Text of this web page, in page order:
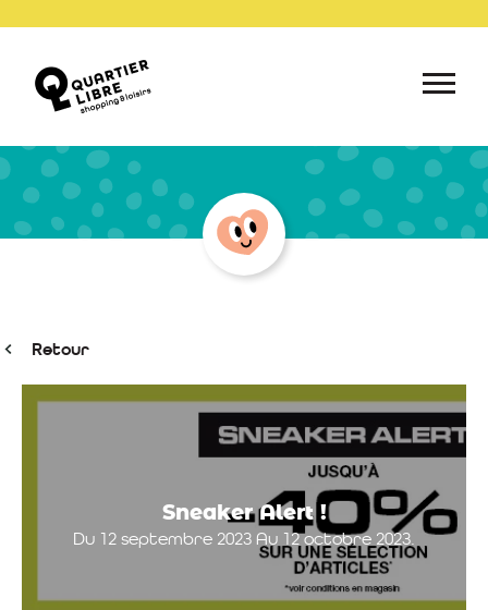
Retour
Sneaker Alert !
Du 12 septembre 2023 Au 12 octobre 2023.